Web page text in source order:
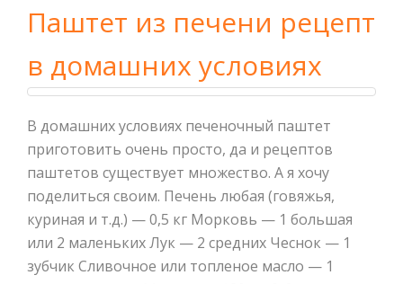
Паштет из печени рецепт
в домашних условиях
В домашних условиях печеночный паштет
приготовить очень просто, да и рецептов
паштетов существует множество. А я хочу
поделиться своим. Печень любая (говяжья,
куриная и т.д.) — 0,5 кг Морковь — 1 большая
или 2 маленьких Лук — 2 средних Чеснок — 1
зубчик Сливочное или топленое масло — 1